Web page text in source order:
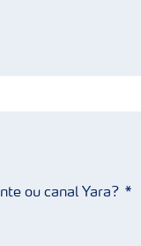
ou canal Yara?